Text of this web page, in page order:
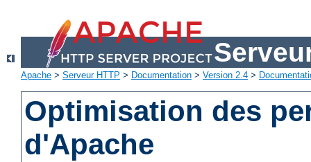
Apache > Serveur HTTP > Documentation > Version 2.4 >
Optimisation des
d'Apache